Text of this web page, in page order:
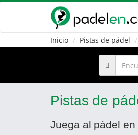
Inicio Pistas de pádel
Pistas de
Juega al pádel